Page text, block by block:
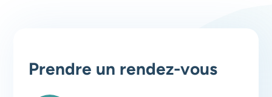
Prendre un rendez-vous